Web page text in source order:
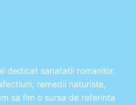
dedicat sanatatii romanilor.
remedii naturiste,
sa fim o sursa de referinta